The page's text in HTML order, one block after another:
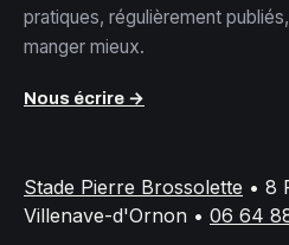
pratiques, régulièrement
manger mieux.
Nous écrire →
Stade Pierre Brossolette • 8
Villenave-d'Ornon • 06 64